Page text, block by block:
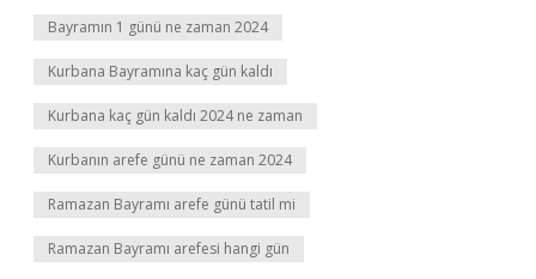
Bayramın 1 günü ne zaman 2024
Kurbana Bayramına kaç gün kaldı
Kurbana kaç gün kaldı 2024 ne zaman
Kurbanın arefe günü ne zaman 2024
Ramazan Bayramı arefe günü tatil mi
Ramazan Bayramı arefesi hangi gün